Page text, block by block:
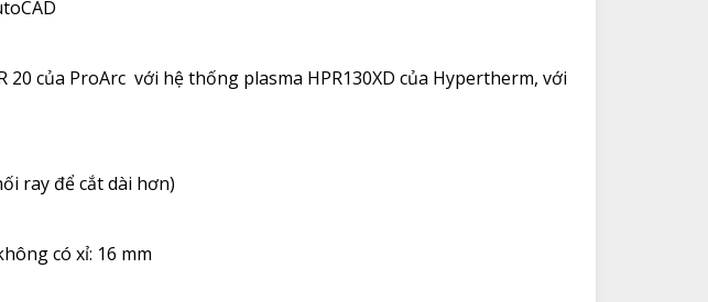
20 của ProArc với hệ thống plasma HPR130XD của Hypertherm, với
ray để cắt dài hơn)
có xỉ: 16 mm